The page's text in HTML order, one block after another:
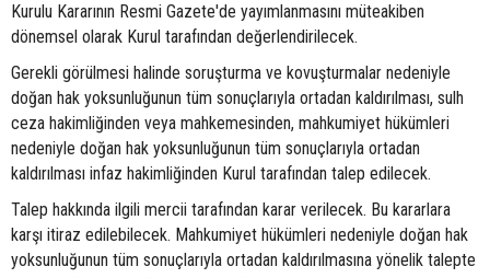
Kurulu Kararının Resmi Gazete'de yayımlanmasını müteakiben
dönemsel olarak Kurul tarafından değerlendirilecek.
Gerekli görülmesi halinde soruşturma ve kovuşturmalar nedeniyle
doğan hak yoksunluğunun tüm sonuçlarıyla ortadan kaldırılması, sulh
ceza hakimliğinden veya mahkemesinden, mahkumiyet hükümleri
nedeniyle doğan hak yoksunluğunun tüm sonuçlarıyla ortadan
kaldırılması infaz hakimliğinden Kurul tarafından talep edilecek.
Talep hakkında ilgili mercii tarafından karar verilecek. Bu kararlara
karşı itiraz edilebilecek. Mahkumiyet hükümleri nedeniyle doğan hak
yoksunluğunun tüm sonuçlarıyla ortadan kaldırılmasına yönelik talepte